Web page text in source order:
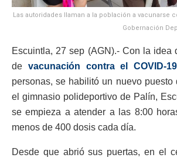
Las autoridades llaman a la población a vacunarse
Gobernación
Escuintla, 27 sep (AGN).- Con la idea
de vacunación contra el COVID-19
personas, se habilitó un nuevo puesto
el gimnasio polideportivo de Palín,
se empieza a atender a las 8:00
menos de 400 dosis cada día.
Desde que abrió sus puertas, en el